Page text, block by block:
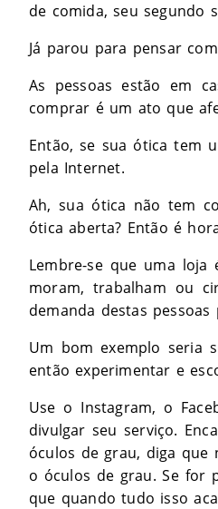
de comida, seu segundo
Já parou para pensar
As pessoas estão em
comprar é um ato que
Então, se sua ótica tem
pela Internet.
Ah, sua ótica não tem
ótica aberta? Então é
Lembre-se que uma
moram, trabalham ou
demanda destas
Um bom exemplo seria
então experimentar e
Use o Instagram, o
divulgar seu serviço.
óculos de grau, diga que
o óculos de grau. Se for
que quando tudo isso